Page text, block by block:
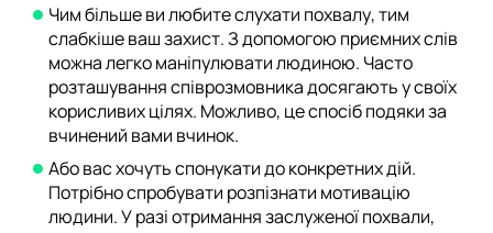
Чим більше ви любите слухати похвалу, тим
слабкіше ваш захист. З допомогою приємних слів
можна легко маніпулювати людиною. Часто
розташування співрозмовника досягають у своїх
корисливих цілях. Можливо, це спосіб подяки за
вчинений вами вчинок.
Або вас хочуть спонукати до конкретних дій.
Потрібно спробувати розпізнати мотивацію
людини. У разі отримання заслуженої похвали,